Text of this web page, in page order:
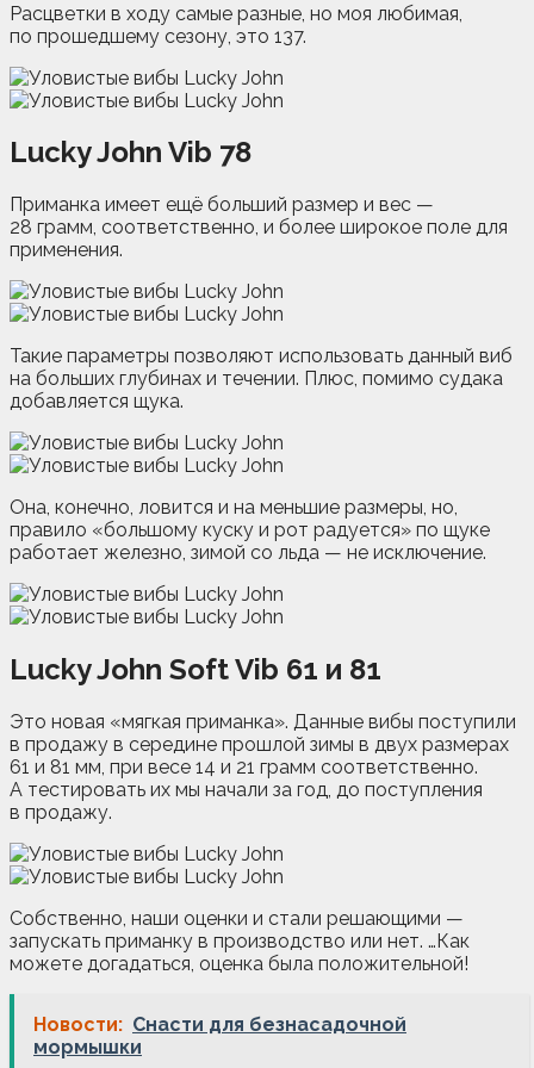
Расцветки в ходу самые разные, но моя любимая,
по прошедшему сезону, это 137.
Lucky John Vib 78
Приманка имеет ещё больший размер и вес —
28 грамм, соответственно, и более широкое поле для
применения.
Такие параметры позволяют использовать данный виб
на больших глубинах и течении. Плюс, помимо судака
добавляется щука.
Она, конечно, ловится и на меньшие размеры, но,
правило «большому куску и рот радуется» по щуке
работает железно, зимой со льда — не исключение.
Lucky John Soft Vib 61 и 81
Это новая «мягкая приманка». Данные вибы поступили
в продажу в середине прошлой зимы в двух размерах
61 и 81 мм, при весе 14 и 21 грамм соответственно.
А тестировать их мы начали за год, до поступления
в продажу.
Собственно, наши оценки и стали решающими —
запускать приманку в производство или нет. …Как
можете догадаться, оценка была положительной!
Новости: Снасти для безнасадочной
мормышки